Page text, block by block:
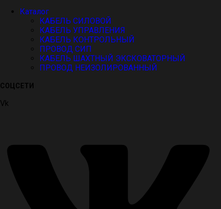
Каталог
КАБЕЛЬ СИЛОВОЙ
КАБЕЛЬ УПРАВЛЕНИЯ
КАБЕЛЬ КОНТРОЛЬНЫЙ
ПРОВОД СИП
КАБЕЛЬ ШАХТНЫЙ ЭКСКОВАТОРНЫЙ
ПРОВОД НЕИЗОЛИРОВАННЫЙ
СОЦСЕТИ
Vk